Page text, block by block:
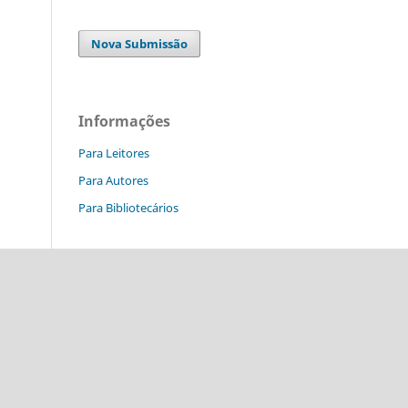
Nova Submissão
Informações
Para Leitores
Para Autores
Para Bibliotecários